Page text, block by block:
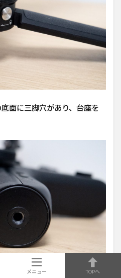
面に三脚穴があり、台座を
メニュー TOPへ